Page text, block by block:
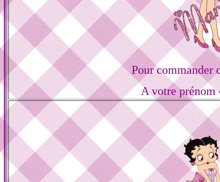
Pour commander
A votre prénom